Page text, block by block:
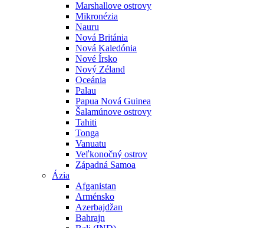
Marshallove ostrovy
Mikronézia
Nauru
Nová Británia
Nová Kaledónia
Nové Írsko
Nový Zéland
Oceánia
Palau
Papua Nová Guinea
Šalamúnove ostrovy
Tahiti
Tonga
Vanuatu
Veľkonočný ostrov
Západná Samoa
Ázia
Afganistan
Arménsko
Azerbajdžan
Bahrajn